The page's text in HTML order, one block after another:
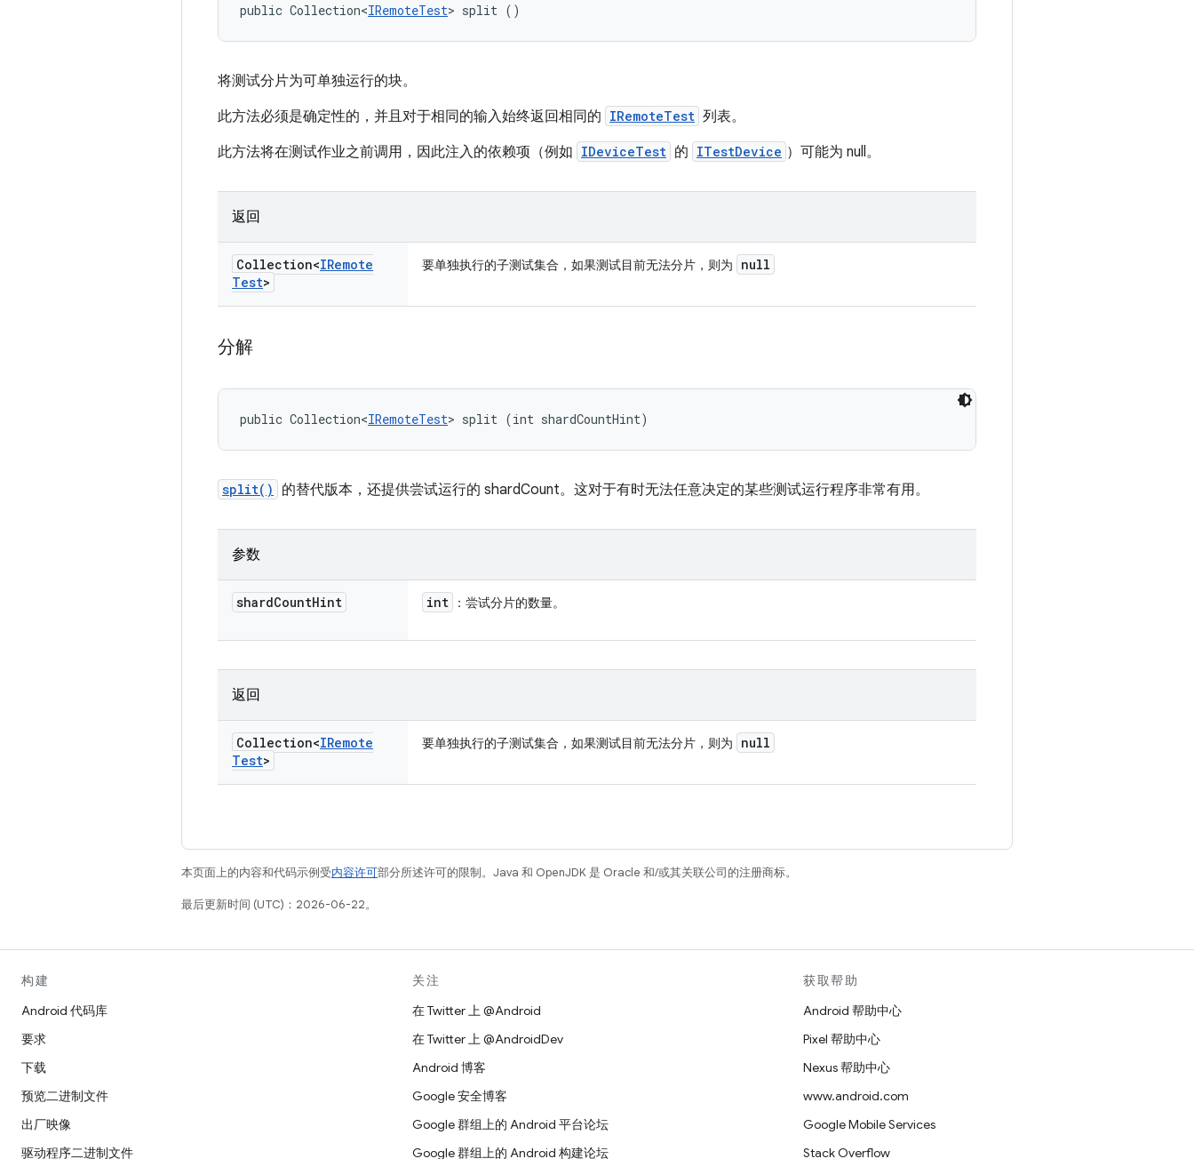
public Collection<IRemoteTest> split ()
将测试分片为可单独运行的块。
此方法必须是确定性的，并且对于相同的输入始终返回相同的 IRemoteTest 列表。
此方法将在测试作业之前调用，因此注入的依赖项（例如 IDeviceTest 的 ITestDevice ）可能为 null。
返回
Collection<IRemote
Test>
要单独执行的子测试集合，如果测试目前无法分片，则为 null
分解
public Collection<IRemoteTest> split (int shardCountHint)
split() 的替代版本，还提供尝试运行的 shardCount。这对于有时无法任意决定的某些测试运行程序非常有用。
参数
shardCountHint int ：尝试分片的数量。
返回
Collection<IRemote
Test>
要单独执行的子测试集合，如果测试目前无法分片，则为 null
本页面上的内容和代码示例受内容许可部分所述许可的限制。Java 和 OpenJDK 是 Oracle 和/或其关联公司的注册商标。
最后更新时间 (UTC)：2026-06-22。
构建
Android 代码库
要求
下载
预览二进制文件
出厂映像
驱动程序二进制文件
关注
在 Twitter 上 @Android
在 Twitter 上 @AndroidDev
Android 博客
Google 安全博客
Google 群组上的 Android 平台论坛
Google 群组上的 Android 构建论坛
获取帮助
Android 帮助中心
Pixel 帮助中心
Nexus 帮助中心
www.android.com
Google Mobile Services
Stack Overflow